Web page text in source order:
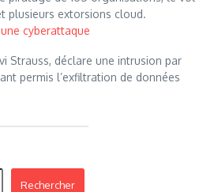
plusieurs extorsions cloud.
cyberattaque
Strauss, déclare une intrusion par
permis l’exfiltration de données
Rechercher